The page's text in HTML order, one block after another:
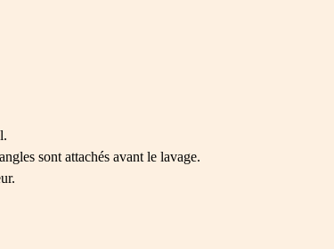
sont attachés avant le lavage.